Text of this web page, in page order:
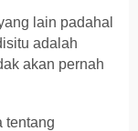
lain padahal
adalah
akan pernah
tentang